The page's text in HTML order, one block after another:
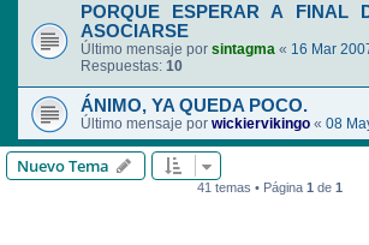
PORQUE ESPERAR A FINAL
ASOCIARSE
Último mensaje por sintagma « 16 Mar
Respuestas: 10
ÁNIMO, YA QUEDA POCO.
Último mensaje por wickiervikingo « 08
Nuevo Tema
41 temas • Página 1 de 1